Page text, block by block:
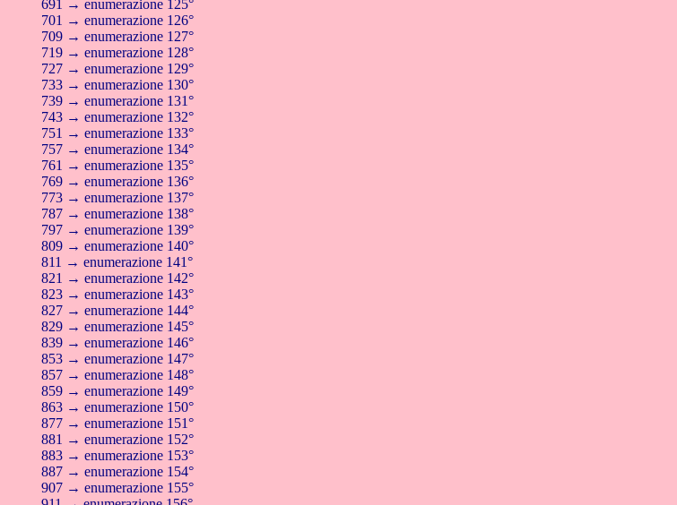
691 → enumerazione 125°
701 → enumerazione 126°
709 → enumerazione 127°
719 → enumerazione 128°
727 → enumerazione 129°
733 → enumerazione 130°
739 → enumerazione 131°
743 → enumerazione 132°
751 → enumerazione 133°
757 → enumerazione 134°
761 → enumerazione 135°
769 → enumerazione 136°
773 → enumerazione 137°
787 → enumerazione 138°
797 → enumerazione 139°
809 → enumerazione 140°
811 → enumerazione 141°
821 → enumerazione 142°
823 → enumerazione 143°
827 → enumerazione 144°
829 → enumerazione 145°
839 → enumerazione 146°
853 → enumerazione 147°
857 → enumerazione 148°
859 → enumerazione 149°
863 → enumerazione 150°
877 → enumerazione 151°
881 → enumerazione 152°
883 → enumerazione 153°
887 → enumerazione 154°
907 → enumerazione 155°